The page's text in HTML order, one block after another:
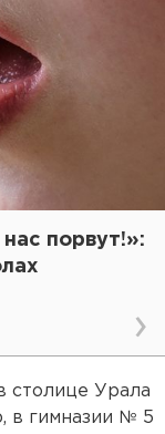
порвут!»:
столице Урала
в гимназии № 5